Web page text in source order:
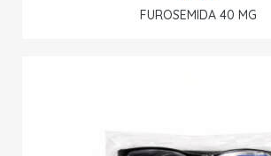
FUROSEMIDA 40 MG